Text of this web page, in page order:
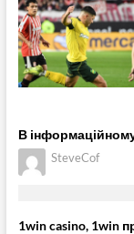
В
SteveCof
1win casino, 1win